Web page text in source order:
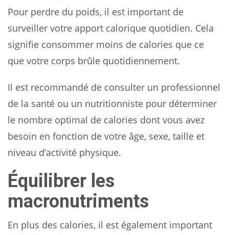
Pour perdre du poids, il est important de
surveiller votre apport calorique quotidien. Cela
signifie consommer moins de calories que ce
que votre corps brûle quotidiennement.
Il est recommandé de consulter un professionnel
de la santé ou un nutritionniste pour déterminer
le nombre optimal de calories dont vous avez
besoin en fonction de votre âge, sexe, taille et
niveau d’activité physique.
Équilibrer les
macronutriments
En plus des calories, il est également important